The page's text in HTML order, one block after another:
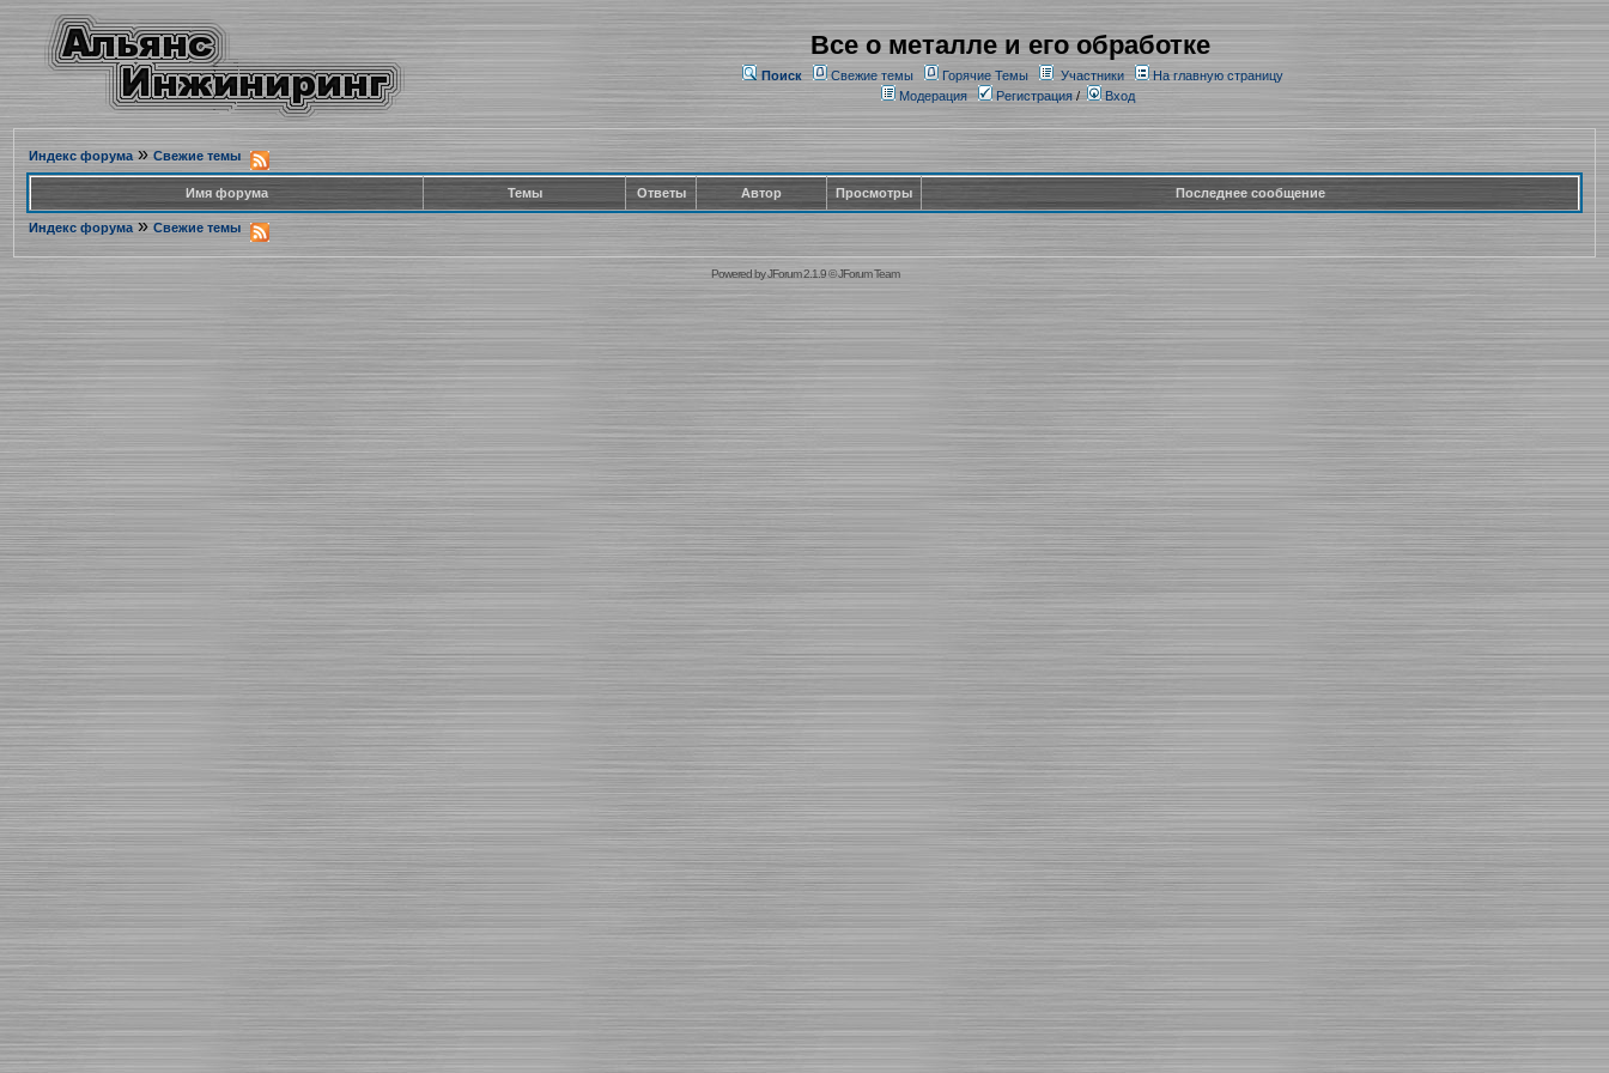
Все о металле и его обработке
Поиск Свежие темы Горячие Темы Участники
На главную страницу
Модерация
Регистрация/ Вход
Индекс форума» Свежие темы
Имя форума Темы Ответы Автор Просмотры Последнее сообщение
Индекс форума » Свежие темы
Powered byJForum 2.1.9©JForum Team